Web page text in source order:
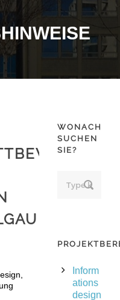
,
WONACH
SUCHEN
SIE?
Inform
ations
design